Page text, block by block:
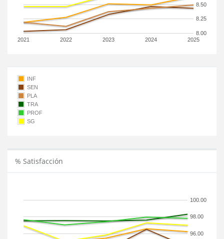
2021 2022 2023 2024 2025
8.00
8.25
8.50
INF
SEN
PLA
TRA
PROF
SG
% Satisfacción
96.00
98.00
100.00